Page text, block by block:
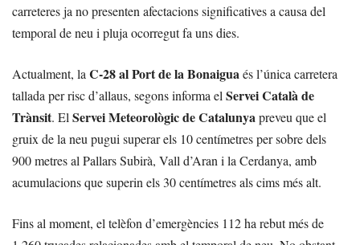
carreteres ja no presenten afectacions significatives a causa del
temporal de neu i pluja ocorregut fa uns dies.
Actualment, la C-28 al Port de la Bonaiguaés l’única carretera
tallada per risc d’allaus, segons informa el Servei Català de
Trànsit. El Servei Meteorològic de Catalunyapreveu que el
gruix de la neu pugui superar els 10 centímetres per sobre dels
900 metres al Pallars Subirà, Vall d’Aran i la Cerdanya, amb
acumulacions que superin els 30 centímetres als cims més alt.
Fins al moment, el telèfon d’emergències 112 ha rebut més de